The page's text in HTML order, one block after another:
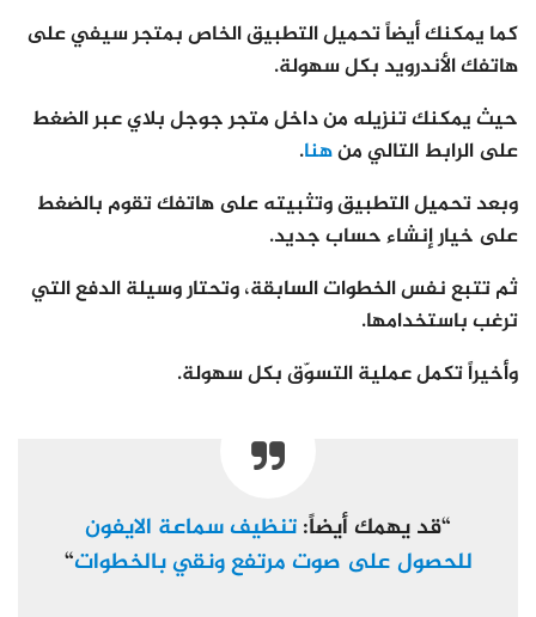
كما يمكنك أيضاً تحميل التطبيق الخاص بمتجر سيفي على
هاتفك الأندرويد بكل سهولة.
حيث يمكنك تنزيله من داخل متجر جوجل بلاي عبر الضغط
على الرابط التالي منهنا.
وبعد تحميل التطبيق وتثبيته على هاتفك تقوم بالضغط
على خيار إنشاء حساب جديد.
ثم تتبع نفس الخطوات السابقة، وتحتار وسيلة الدفع التي
ترغب باستخدامها.
وأخيراً تكمل عملية التسوّق بكل سهولة.
“قد يهمك أيضاً:تنظيف سماعة الايفون
للحصول على صوت مرتفع ونقي بالخطوات“